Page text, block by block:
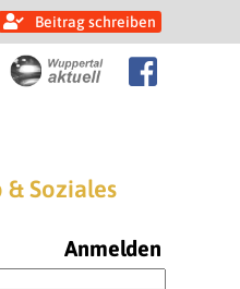
Beitrag schreiben
& Soziales
Anmelden